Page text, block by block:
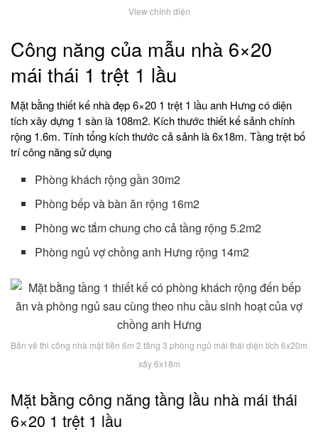
View chính diện
Công năng của mẫu nhà 6×20
mái thái 1 trệt 1 lầu
Mặt bằng thiết kế nhà đẹp 6×20 1 trệt 1 lầu anh Hưng có diện
tích xây dựng 1 sàn là 108m2. Kích thước thiết kế sảnh chính
rộng 1.6m. Tính tổng kích thước cả sảnh là 6x18m. Tầng trệt bố
trí công năng sử dụng
Phòng khách rộng gần 30m2
Phòng bếp và bàn ăn rộng 16m2
Phòng wc tắm chung cho cả tầng rộng 5.2m2
Phòng ngủ vợ chồng anh Hưng rộng 14m2
Bản vẽ thi công nhà mặt tiền 6m 2 tầng 3 phòng ngủ mái thái diện tích 6x20m
xây 6x18m
Mặt bằng công năng tầng lầu nhà mái thái
6×20 1 trệt 1 lầu